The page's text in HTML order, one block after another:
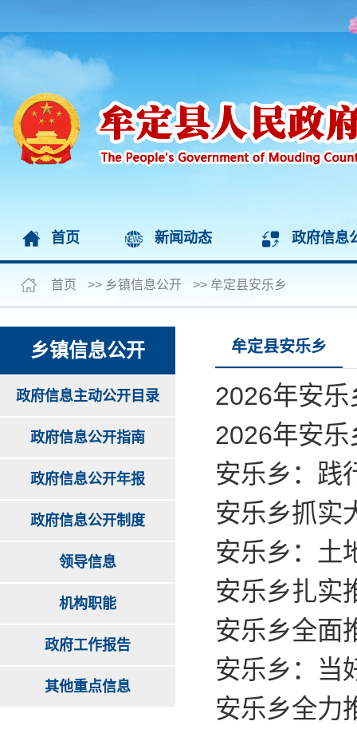
首页 新闻动态 政府信息
首页 >> 乡镇信息公开 >> 牟定县安乐乡
乡镇信息公开
政府信息主动公开目录
政府信息公开指南
政府信息公开年报
政府信息公开制度
领导信息
机构职能
政府工作报告
其他重点信息
牟定县安乐乡
2026年安
2026年安
安乐乡：践
安乐乡抓实
安乐乡：土
安乐乡扎实
安乐乡全面
安乐乡：当
安乐乡全力